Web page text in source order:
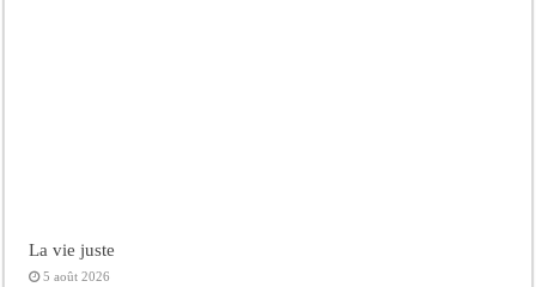
La vie juste
5 août 2026